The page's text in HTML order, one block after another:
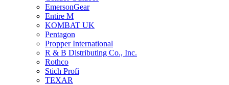
EmersonGear
Entire M
KOMBAT UK
Pentagon
Propper International
R & B Distributing Co., Inc.
Rothco
Stich Profi
TEXAR